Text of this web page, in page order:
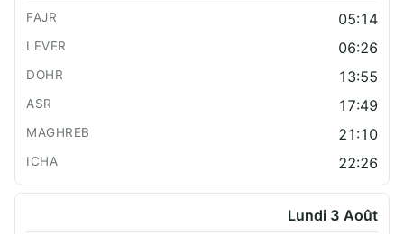
05:14
06:26
13:55
17:49
21:10
22:26
Lundi 3 Août